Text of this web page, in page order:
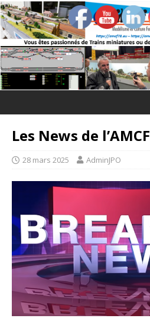
Les News de l’AMCF
28 mars 2025 AdminJPO